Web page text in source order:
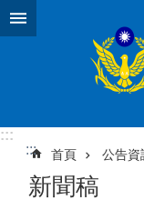
跳到主要內容區塊
:::
:::
首頁 公告資
新聞稿